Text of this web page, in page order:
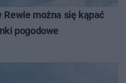
Rewie można się kąpać
pogodowe